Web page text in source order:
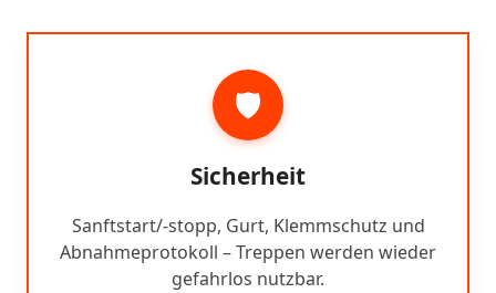
🛡️
Sicherheit
Sanftstart/-stopp, Gurt, Klemmschutz und
Abnahmeprotokoll – Treppen werden wieder
gefahrlos nutzbar.